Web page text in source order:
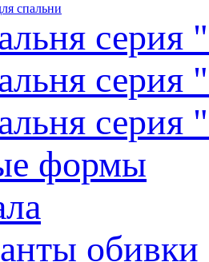
спальни
серия
серия
серия
формы
обивки